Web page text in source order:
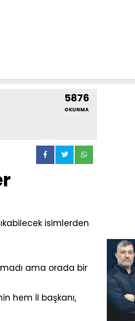
5876
OKUNMA
isimlerden
ama orada bir
hem İl başkanı,